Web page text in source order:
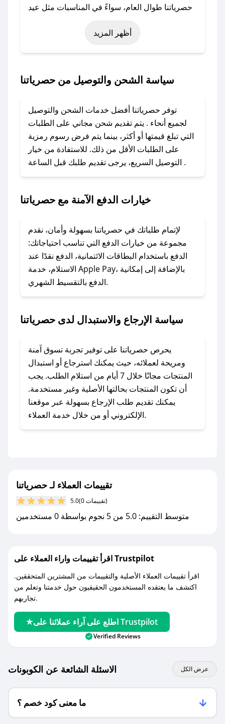
حصرياتنا طوال العام، سواءً في المناسبات مثل عيد
الفطر، عيد الأضحى، الجمعة البيضاء (شهر نوفمبر)،
رمضان، اليوم الوطني، يوم التأسيس، أو حتى عروض
باستخدام تطبيق صحصح، يمكنك العثور بسهولة على
تواصل معنا عبر تويتر أو البريد الإلكتروني لإضافته
بسرعة.
### كيفية استخدام كود خصم حصرياتنا؟
1. انسخ كود الخصم من تطبيق صحصح.
2. الصقه في خانة الدفع عند التسوق من حصرياتنا.
### ماذا أفعل إذا لم يعمل كود الخصم؟
الرسائل الخاصة على تويتر أو البريد الإلكتروني،
وسنقوم بحل المشكلة في أسرع وقت ممكن.
### ماذا أفعل إذا لم أجد كود خصم لمتجري
المفضل؟
في حال عدم توفر كوبونات لمتجرك المفضل، يمكنك
أسرع وقت ممكن.
### كيف تحصل على كوبونات خصم حصرية من
حصرياتنا؟
للحصول على كوبونات وخصومات حصرية، قم بما
يلي:
- اضغط على أيقونة متابعة لمتجر حصرياتنا في
تطبيق صحصح.
مع صحصح، تسوق بذكاء ووفّر على كل مشترياتك مع
أظهر المزيد
سياسة الشحن والتوصيل من حصرياتنا
توفر حصرياتنا أفضل خدمات الشحن والتوصيل
لجميع أنحاء . يتم تقديم شحن مجاني على الطلبات
التي تبلغ قيمتها أو أكثر، بينما يتم فرض رسوم رمزية
على الطلبات الأقل من ذلك. للاستفادة من خيار
التوصيل السريع، يرجى تقديم طلبك قبل الساعة .
خيارات الدفع الآمنة مع حصرياتنا
لإتمام طلباتك في حصرياتنا بسهولة وأمان، نقدم
مجموعة من خيارات الدفع التي تناسب احتياجاتك:
الدفع باستخدام البطاقات الائتمانية، الدفع نقدًا عند
الاستلام، خدمة Apple Pay، بالإضافة إلى إمكانية
الدفع بالتقسيط الشهري.
سياسة الإرجاع والاستبدال لدى حصرياتنا
يحرص حصرياتنا على توفير تجربة تسوق آمنة
ومريحة لعملائه، حيث يمكنك استرجاع أو استبدال
المنتجات مجانًا خلال 7 أيام من استلام الطلب. يجب
أن تكون المنتجات بحالتها الأصلية وغير مستخدمة.
يمكنك تقديم طلب الإرجاع بسهولة عبر موقعنا
الإلكتروني أو من خلال خدمة العملاء.
تقييمات العملاء لـ حصرياتنا
5.0 (0 تقييمات)
متوسط التقييم: 5.0 من 5 نجوم بواسطة 0 مستخدمين
اقرأ تقييمات واراء العملاء على Trustpilot
اقرأ تقييمات العملاء الأصلية والتقييمات من المشترين المتحققين.
اكتشف ما يعتقده المستخدمون الحقيقيون حول خدمتنا وتعلم من
تجاربهم.
اطلع على آراء عملائنا على Trustpilot
Verified Reviews
الاسئلة الشائعة عن الكوبونات عرض الكل
ما معنى كود خصم ؟